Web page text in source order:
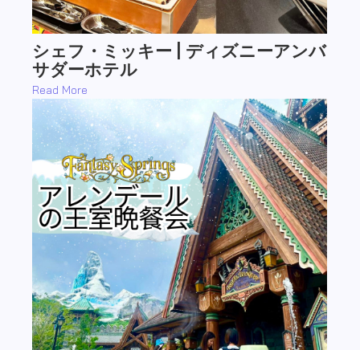
アレンデールのロイヤルバンケット l
東京ディズニーシー
Read More